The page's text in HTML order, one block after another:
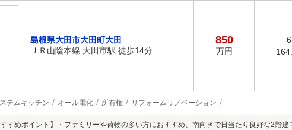
島根県大田市大田町大田
ＪＲ山陰本線 大田市駅 徒歩14分
850
万円
テムキッチン オール電化 所有権 リフォームリノベーション
すすめポイント】・ファミリーや荷物の多い方におすすめ、南向きで日当たり良好な2階